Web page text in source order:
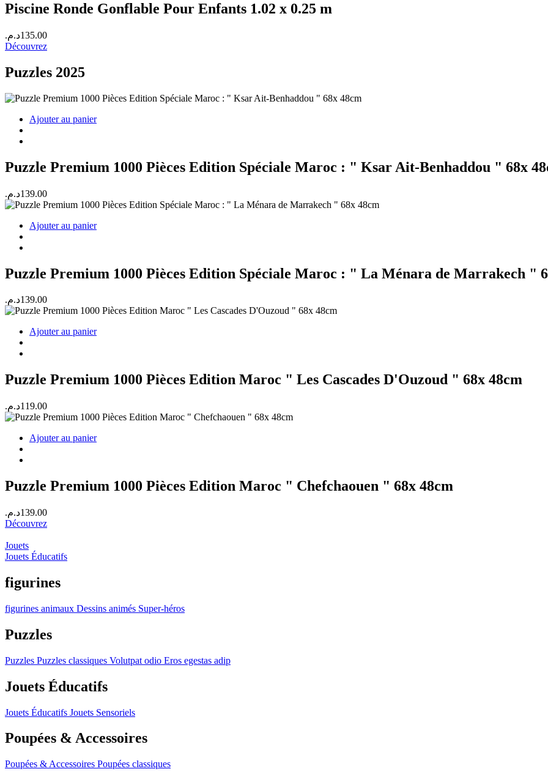
Piscine Ronde Gonflable Pour Enfants 1.02 x 0.25 m
135.00د.م.
Découvrez
Puzzles 2025
Ajouter au panier
Puzzle Premium 1000 Pièces Edition Spéciale Maroc : " Ksar Ait-Benhaddou " 68x
139.00د.م.
Ajouter au panier
Puzzle Premium 1000 Pièces Edition Spéciale Maroc : " La Ménara de Marrakech "
139.00د.م.
Ajouter au panier
Puzzle Premium 1000 Pièces Edition Maroc " Les Cascades D'Ouzoud " 68x 48cm
119.00د.م.
Ajouter au panier
Puzzle Premium 1000 Pièces Edition Maroc " Chefchaouen " 68x 48cm
139.00د.م.
Découvrez
Jouets
Jouets Éducatifs
figurines
figurines animaux Dessins animés Super-héros
Puzzles
Puzzles Puzzles classiques Volutpat odio Eros egestas adip
Jouets Éducatifs
Jouets Éducatifs Jouets Sensoriels
Poupées & Accessoires
Poupées & Accessoires Poupées classiques